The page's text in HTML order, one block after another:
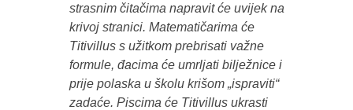
strasnim čitačima napravit će uvijek na
krivoj stranici. Matematičarima će
Titivillus s užitkom prebrisati važne
formule, đacima će umrljati bilježnice i
prije polaska u školu krišom „ispraviti“
zadaće. Piscima će Titivillus ukrasti